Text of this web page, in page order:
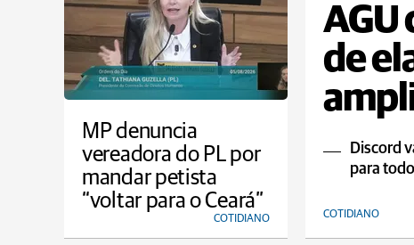
AGU
de
Discord
para
COTIDIANO
MP denuncia
vereadora do PL por
mandar petista
“voltar para o Ceará”
COTIDIANO